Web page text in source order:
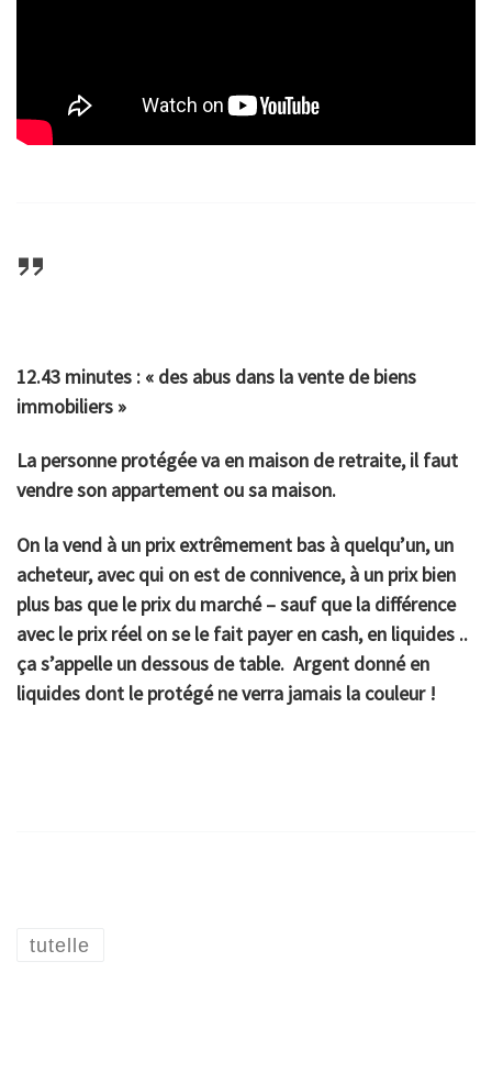
12.43 minutes : « des abus dans la vente de biens
immobiliers »
La personne protégée va en maison de retraite, il faut
vendre son appartement ou sa maison.
On la vend à un prix extrêmement bas à quelqu’un, un
acheteur, avec qui on est de connivence, à un prix bien
plus bas que le prix du marché – sauf que la différence
avec le prix réel on se le fait payer en cash, en liquides ..
ça s’appelle un dessous de table. Argent donné en
liquides dont le protégé ne verra jamais la couleur !
tutelle